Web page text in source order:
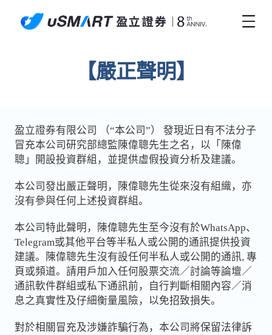
【嚴正聲明】
盈立證券有限公司 （“本公司”） 發現近日有不法分子
冒充本公司研究部總監陳偉聰先生之名，以「陳偉
聰」開設投資群組，並提供虛假投資分析及建議。
本公司發出嚴正聲明，陳偉聰先生從來沒有組織，亦
沒有參與任何上述投資群組。
本公司特此聲明，陳偉聰先生至今沒有於WhatsApp、
Telegram或其他平台等半私人或公開的通訊提供投資
建議。陳偉聰先生沒有設任何半私人或公開的通訊, 專
頁或頻道。請用戶加入任何股票交流／討論等論壇／
通訊軟件群組或私下通訊前，自行判斷相關內容／消
息之真實性及仔細衡量風險，以免招致損失。
對於相關冒充及涉嫌詐騙行為，本公司將保留法律訴